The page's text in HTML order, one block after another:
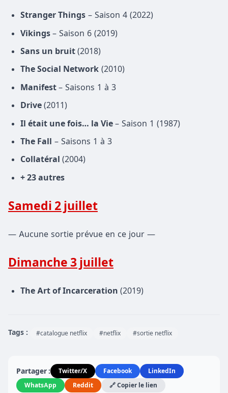
Stranger Things – Saison 4 (2022)
Vikings – Saison 6 (2019)
Sans un bruit (2018)
The Social Network (2010)
Manifest – Saisons 1 à 3
Drive (2011)
Il était une fois… la Vie – Saison 1 (1987)
The Fall – Saisons 1 à 3
Collatéral (2004)
+ 23 autres
Samedi 2 juillet
— Aucune sortie prévue en ce jour —
Dimanche 3 juillet
The Art of Incarceration (2019)
Tags : #catalogue netflix #netflix #sortie netflix
Partager : Twitter/X Facebook
LinkedIn
WhatsApp
Reddit 🔗 Copier le lien